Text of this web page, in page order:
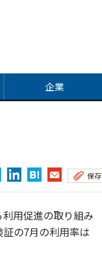
企業
保存
用促進の取り組み
の7月の利用率は